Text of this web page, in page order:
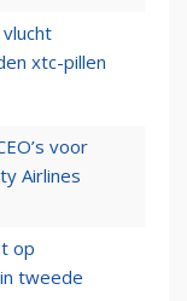
xtc-pillen
voor
Airlines
op
tweede